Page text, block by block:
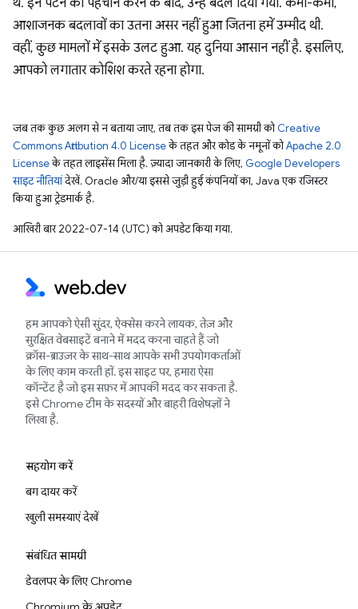
थे. इन पैटर्न की पहचान करने के बाद, उन्हें बदल दिया गया. कभी-कभी,
आशाजनक बदलावों का उतना असर नहीं हुआ जितना हमें उम्मीद थी.
वहीं, कुछ मामलों में इसके उलट हुआ. यह दुनिया आसान नहीं है. इसलिए,
आपको लगातार कोशिश करते रहना होगा.
जब तक कुछ अलग से न बताया जाए, तब तक इस पेज की सामग्री कोCreative
Commons Attribution 4.0 Licenseके तहत और कोड के नमूनों कोApache 2.0
Licenseके तहत लाइसेंस मिला है. ज़्यादा जानकारी के लिए, Google Developers
साइट नीतियांदेखें. Oracle और/या इससे जुड़ी हुई कंपनियों का, Java एक रजिस्टर
किया हुआ ट्रेडमार्क है.
आखिरी बार 2022-07-14 (UTC) को अपडेट किया गया.
हम आपको ऐसी सुंदर, ऐक्सेस करने लायक, तेज़ और
सुरक्षित वेबसाइटें बनाने में मदद करना चाहते हैं जो
क्रॉस-ब्राउज़र के साथ-साथ आपके सभी उपयोगकर्ताओं
के लिए काम करती हों. इस साइट पर, हमारा ऐसा
कॉन्टेंट है जो इस सफ़र में आपकी मदद कर सकता है.
इसे Chrome टीम के सदस्यों और बाहरी विशेषज्ञों ने
लिखा है.
सहयोग करें
बग दायर करें
खुली समस्याएं देखें
संबंधित सामग्री
डेवलपर के लिए Chrome